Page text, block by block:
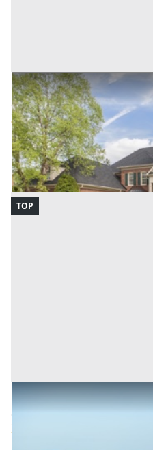
Villini all'asta a Palermo
Bagheria (Palermo)
Offerta minima
31.500 € 42.000 €
Codice asta:AW5801246385
Asta chiusa
TOP
Terreni all'asta a Palermo
2.400 €